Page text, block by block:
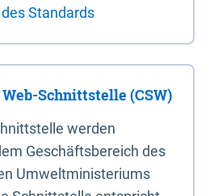
Standards
Schnittstelle (CSW)
werden
Geschäftsbereich des
Umweltministeriums